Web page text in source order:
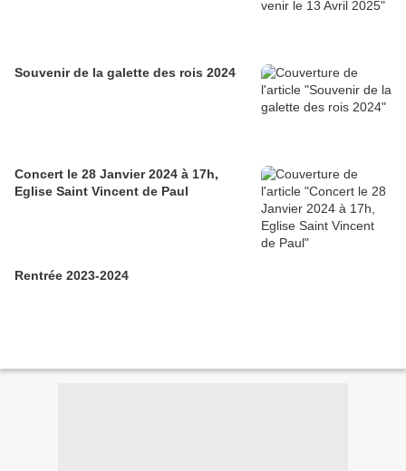
Souvenir de la galette des rois 2024
Concert le 28 Janvier 2024 à 17h,
Eglise Saint Vincent de Paul
Rentrée 2023-2024